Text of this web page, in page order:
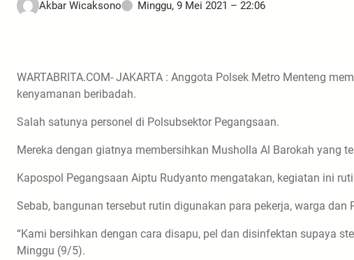
Akbar Wicaksono Minggu, 9 Mei 2021 – 22:06
WARTABRITA.COM- JAKARTA : Anggota Polsek Metro Menteng
kenyamanan beribadah.
Salah satunya personel di Polsubsektor Pegangsaan.
Mereka dengan giatnya membersihkan Musholla Al Barokah yang
Kapospol Pegangsaan Aiptu Rudyanto mengatakan, kegiatan ini
Sebab, bangunan tersebut rutin digunakan para pekerja, warga dan
“Kami bersihkan dengan cara disapu, pel dan disinfektan supaya
Minggu (9/5).